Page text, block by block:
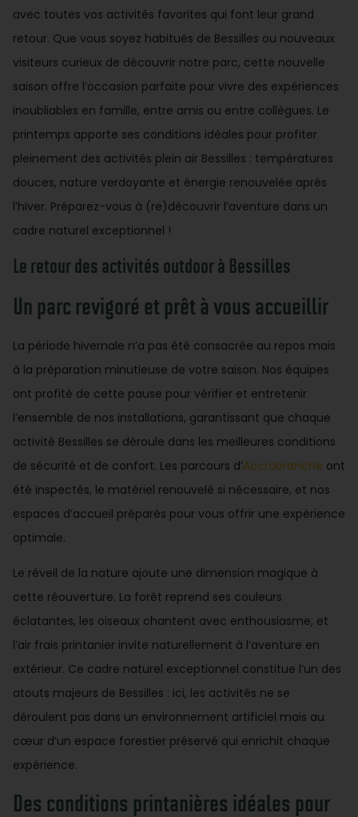
avec toutes vos activités favorites qui font leur grand
retour. Que vous soyez habitués de Bessilles ou nouveaux
visiteurs curieux de découvrir notre parc, cette nouvelle
saison offre l’occasion parfaite pour vivre des expériences
inoubliables en famille, entre amis ou entre collègues. Le
printemps apporte ses conditions idéales pour profiter
pleinement des activités plein air Bessilles : températures
douces, nature verdoyante et énergie renouvelée après
l’hiver. Préparez-vous à (re)découvrir l’aventure dans un
cadre naturel exceptionnel !
Le retour des activités outdoor à Bessilles
Un parc revigoré et prêt à vous accueillir
La période hivernale n’a pas été consacrée au repos mais
à la préparation minutieuse de votre saison. Nos équipes
ont profité de cette pause pour vérifier et entretenir
l’ensemble de nos installations, garantissant que chaque
activité Bessilles se déroule dans les meilleures conditions
de sécurité et de confort. Les parcours d’Accrobranche ont
été inspectés, le matériel renouvelé si nécessaire, et nos
espaces d’accueil préparés pour vous offrir une expérience
optimale.
Le réveil de la nature ajoute une dimension magique à
cette réouverture. La forêt reprend ses couleurs
éclatantes, les oiseaux chantent avec enthousiasme, et
l’air frais printanier invite naturellement à l’aventure en
extérieur. Ce cadre naturel exceptionnel constitue l’un des
atouts majeurs de Bessilles : ici, les activités ne se
déroulent pas dans un environnement artificiel mais au
cœur d’un espace forestier préservé qui enrichit chaque
expérience.
Des conditions printanières idéales pour